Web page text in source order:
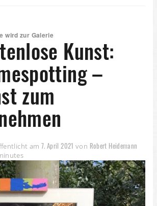
wird zur Galerie
Kunst:
–
zum
am 7. April 2021 von Robert Heidemann